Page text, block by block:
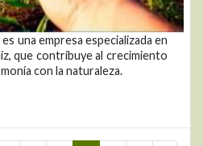
una empresa especializada en
que contribuye al crecimiento
con la naturaleza.